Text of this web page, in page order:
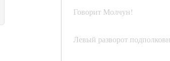
Говорит Молчун!
Левый разворот